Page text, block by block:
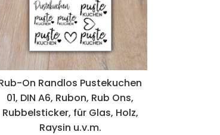
On Randlos Pustekuchen
01, DIN A6, Rubon, Rub Ons,
Rubbelsticker, für Glas, Holz,
Raysin u.v.m.